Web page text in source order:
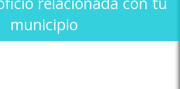
municipio